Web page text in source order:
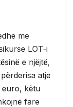
me
LOT-i
e njëjtë,
atje
euro, këtu
fare